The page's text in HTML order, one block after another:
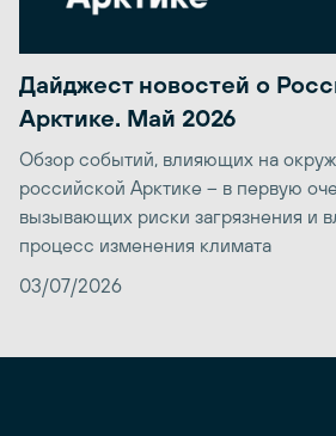
Дайджест новостей о
Арктике. Май 2026
Обзор событий, влияющих на
российской Арктике – в первую
вызывающих риски загрязнения и
процесс изменения климата
03/07/2026